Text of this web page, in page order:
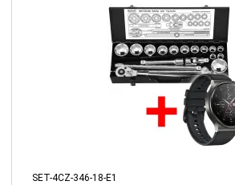
SET-4CZ-346-18-E1